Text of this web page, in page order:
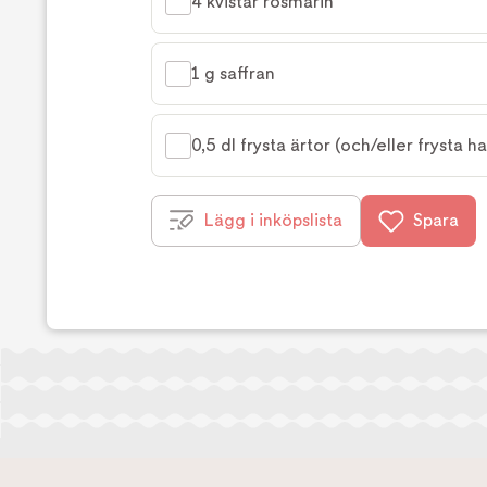
1 g saffran
0,5 dl frysta ärtor (och/eller frysta
Lägg i inköpslista Spara